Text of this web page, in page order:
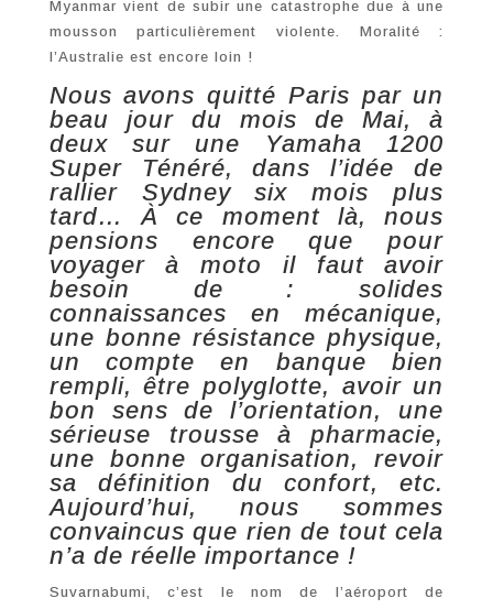
Myanmar vient de subir une catastrophe due à une
mousson particulièrement violente. Moralité :
l’Australie est encore loin !
Nous avons quitté Paris par un
beau jour du mois de Mai, à
deux sur une Yamaha 1200
Super Ténéré, dans l’idée de
rallier Sydney six mois plus
tard… À ce moment là, nous
pensions encore que pour
voyager à moto il faut avoir
besoin de : solides
connaissances en mécanique,
une bonne résistance physique,
un compte en banque bien
rempli, être polyglotte, avoir un
bon sens de l’orientation, une
sérieuse trousse à pharmacie,
une bonne organisation, revoir
sa définition du confort, etc.
Aujourd’hui, nous sommes
convaincus que rien de tout cela
n’a de réelle importance !
Suvarnabumi, c’est le nom de l’aéroport de